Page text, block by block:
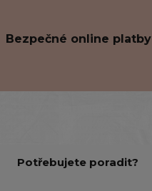
Bezpečné online platby
Potřebujete poradit?